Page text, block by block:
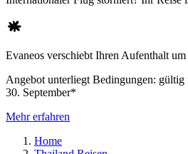
Evaneos verschiebt Ihren Aufenthalt
Angebot unterliegt Bedingungen:
30. September*
Mehr erfahren
Home